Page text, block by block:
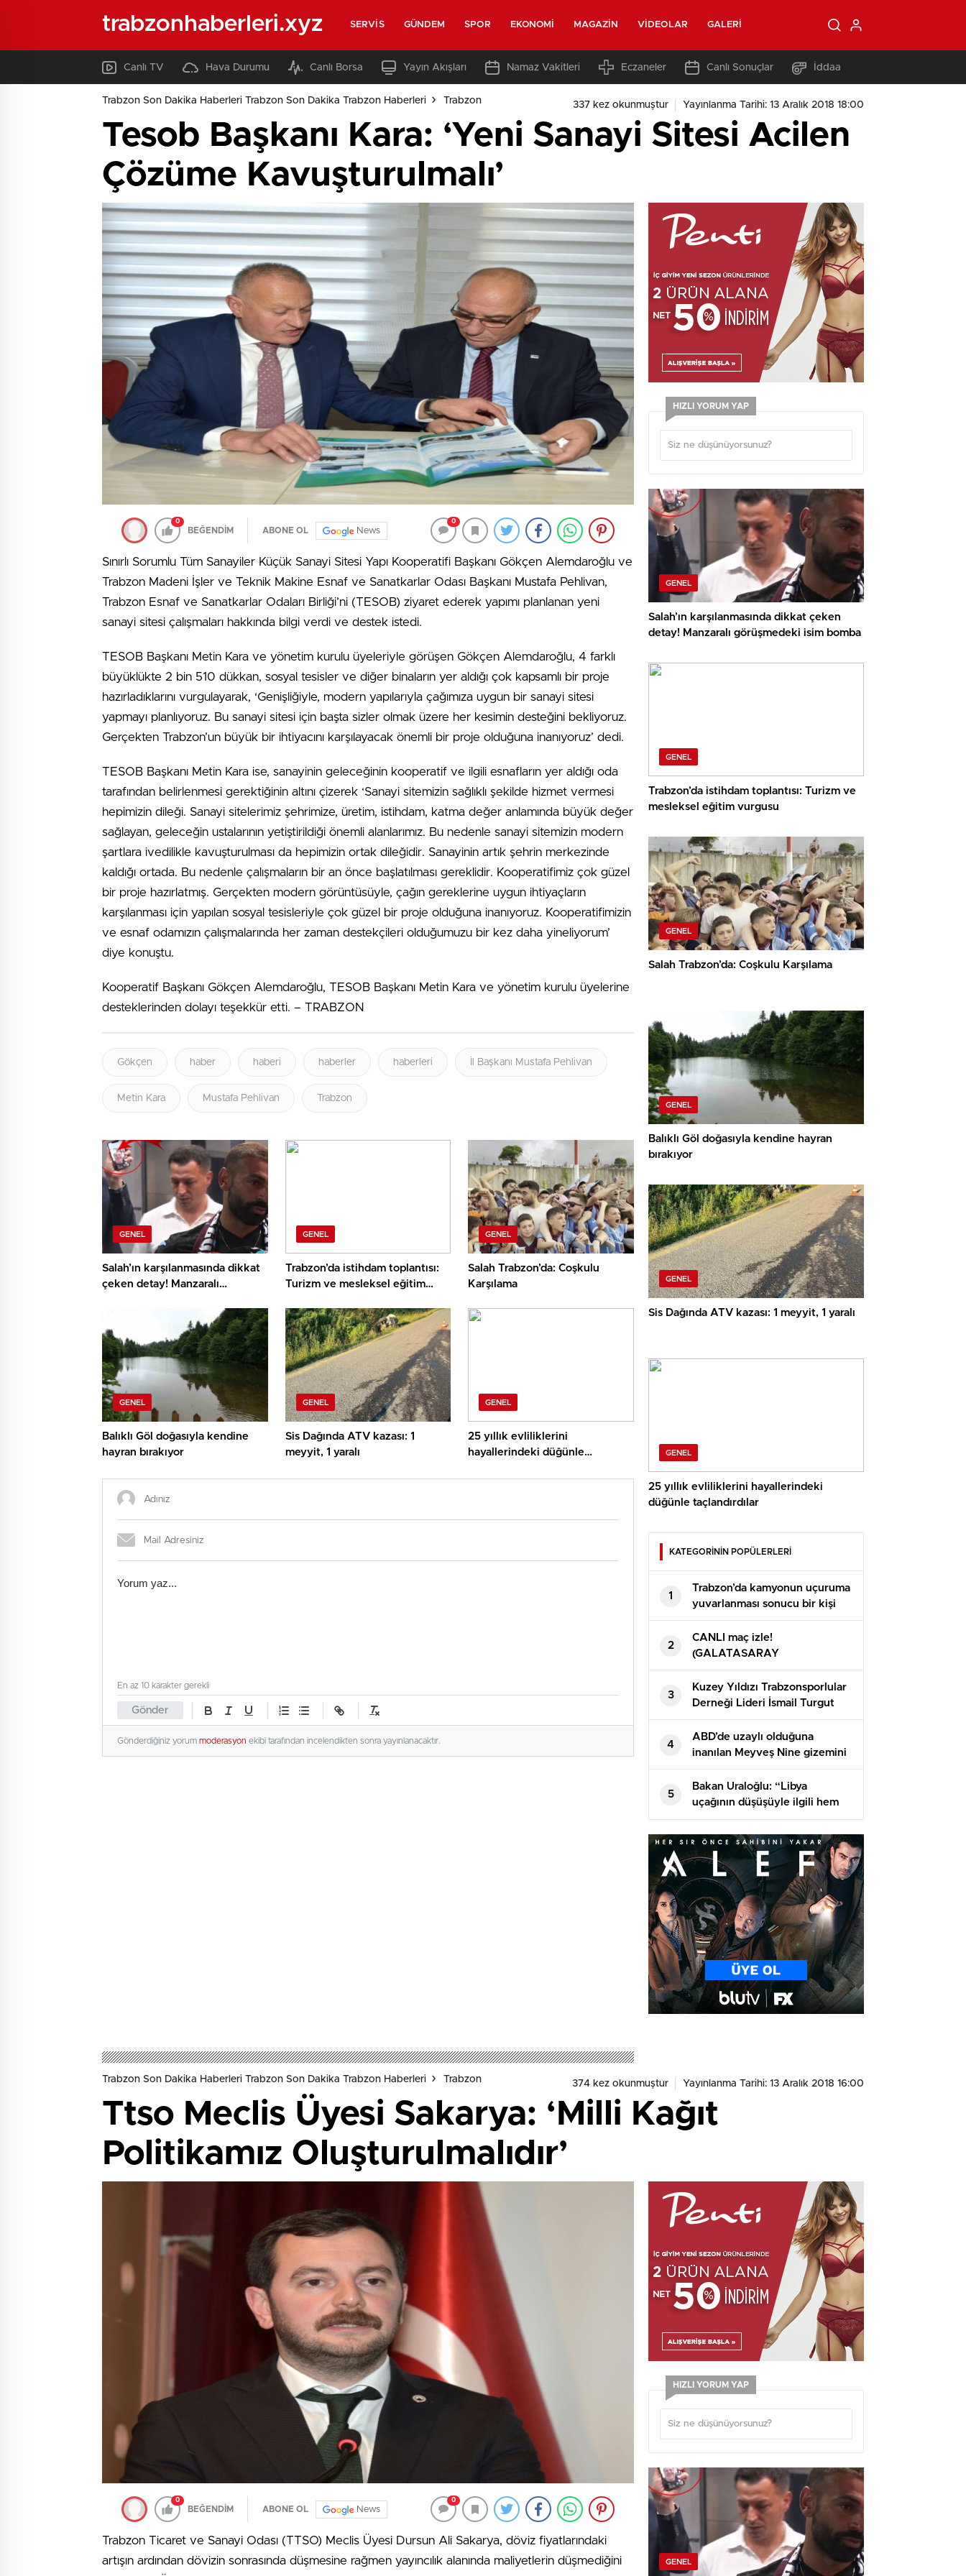
trabzonhaberleri.xyz SERVIS GÜNDEM SPOR EKONOMI MAGAZIN VIDEOLAR GALERI
Canlı TV Hava Durumu Canlı Borsa Yayın Akışları Namaz Vakitleri Eczaneler Canlı Sonuçlar İddaa
Trabzon Son Dakika Haberleri Trabzon Son Dakika Trabzon Haberleri Trabzon 337 kez okunmuştur Yayınlanma Tarihi: 13 Aralık 2018 18:00
Tesob Başkanı Kara: ‘Yeni Sanayi Sitesi Acilen
Çözüme Kavuşturulmalı’
0
BEĞENDİM ABONE OL News
0
Sınırlı Sorumlu Tüm Sanayiler Küçük Sanayi Sitesi Yapı Kooperatifi Başkanı Gökçen Alemdaroğlu ve
Trabzon Madeni İşler ve Teknik Makine Esnaf ve Sanatkarlar Odası Başkanı Mustafa Pehlivan,
Trabzon Esnaf ve Sanatkarlar Odaları Birliği’ni (TESOB) ziyaret ederek yapımı planlanan yeni
sanayi sitesi çalışmaları hakkında bilgi verdi ve destek istedi.
TESOB Başkanı Metin Kara ve yönetim kurulu üyeleriyle görüşen Gökçen Alemdaroğlu, 4 farklı
büyüklükte 2 bin 510 dükkan, sosyal tesisler ve diğer binaların yer aldığı çok kapsamlı bir proje
hazırladıklarını vurgulayarak, ‘Genişliğiyle, modern yapılarıyla çağımıza uygun bir sanayi sitesi
yapmayı planlıyoruz. Bu sanayi sitesi için başta sizler olmak üzere her kesimin desteğini bekliyoruz.
Gerçekten Trabzon’un büyük bir ihtiyacını karşılayacak önemli bir proje olduğuna inanıyoruz’ dedi.
TESOB Başkanı Metin Kara ise, sanayinin geleceğinin kooperatif ve ilgili esnafların yer aldığı oda
tarafından belirlenmesi gerektiğinin altını çizerek ‘Sanayi sitemizin sağlıklı şekilde hizmet vermesi
hepimizin dileği. Sanayi sitelerimiz şehrimize, üretim, istihdam, katma değer anlamında büyük değer
sağlayan, geleceğin ustalarının yetiştirildiği önemli alanlarımız. Bu nedenle sanayi sitemizin modern
şartlara ivedilikle kavuşturulması da hepimizin ortak dileğidir. Sanayinin artık şehrin merkezinde
kaldığı ortada. Bu nedenle çalışmaların bir an önce başlatılması gereklidir. Kooperatifimiz çok güzel
bir proje hazırlatmış. Gerçekten modern görüntüsüyle, çağın gereklerine uygun ihtiyaçların
karşılanması için yapılan sosyal tesisleriyle çok güzel bir proje olduğuna inanıyoruz. Kooperatifimizin
ve esnaf odamızın çalışmalarında her zaman destekçileri olduğumuzu bir kez daha yineliyorum’
diye konuştu.
Kooperatif Başkanı Gökçen Alemdaroğlu, TESOB Başkanı Metin Kara ve yönetim kurulu üyelerine
desteklerinden dolayı teşekkür etti. – TRABZON
Gökçen haber haberi haberler haberleri İl Başkanı Mustafa Pehlivan
Metin Kara Mustafa Pehlivan Trabzon
GENEL
Salah’ın karşılanmasında dikkat
çeken detay! Manzaralı
GENEL
Trabzon’da istihdam toplantısı:
Turizm ve mesleksel eğitim
GENEL
Salah Trabzon’da: Coşkulu
Karşılama
GENEL
Balıklı Göl doğasıyla kendine
hayran bırakıyor
GENEL
Sis Dağında ATV kazası: 1
meyyit, 1 yaralı
GENEL
25 yıllık evliliklerini
hayallerindeki düğünle
Gönder
En az 10 karakter gerekli
Gönderdiğiniz yorum moderasyon ekibi tarafından incelendikten sonra yayınlanacaktır.
HIZLI YORUM YAP
GENEL
Salah’ın karşılanmasında dikkat çeken
detay! Manzaralı görüşmedeki isim bomba
GENEL
Trabzon’da istihdam toplantısı: Turizm ve
mesleksel eğitim vurgusu
GENEL
Salah Trabzon’da: Coşkulu Karşılama
GENEL
Balıklı Göl doğasıyla kendine hayran
bırakıyor
GENEL
Sis Dağında ATV kazası: 1 meyyit, 1 yaralı
GENEL
25 yıllık evliliklerini hayallerindeki
düğünle taçlandırdılar
KATEGORİNİN POPÜLERLERİ
1
Trabzon’da kamyonun uçuruma
yuvarlanması sonucu bir kişi
öldü
2
CANLI maç izle!
(GALATASARAY
TRABZONSPOR) Canlı şifresiz
donmadan HD maç izle! GS TS
maçı nereden izlenir?
3
Kuzey Yıldızı Trabzonsporlular
Derneği Lideri İsmail Turgut
Öksüz’ün babası vefat etti
4
ABD’de uzaylı olduğuna
inanılan Meyveş Nine gizemini
koruyor
5
Bakan Uraloğlu: “Libya
uçağının düşüşüyle ilgili hem
bizim kaza kırım gruplarımızın
hem de başsavcılığımızın
başlatmış olduğu bir süreç var”
Trabzon Son Dakika Haberleri Trabzon Son Dakika Trabzon Haberleri Trabzon 374 kez okunmuştur Yayınlanma Tarihi: 13 Aralık 2018 16:00
Ttso Meclis Üyesi Sakarya: ‘Milli Kağıt
Politikamız Oluşturulmalıdır’
0
BEĞENDİM ABONE OL News
0
Trabzon Ticaret ve Sanayi Odası (TTSO) Meclis Üyesi Dursun Ali Sakarya, döviz fiyatlarındaki
artışın ardından dövizin sonrasında düşmesine rağmen yayıncılık alanında maliyetlerin düşmediğini
HIZLI YORUM YAP
GENEL